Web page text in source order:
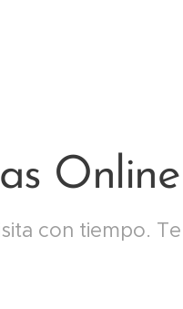
Online
con tiempo.